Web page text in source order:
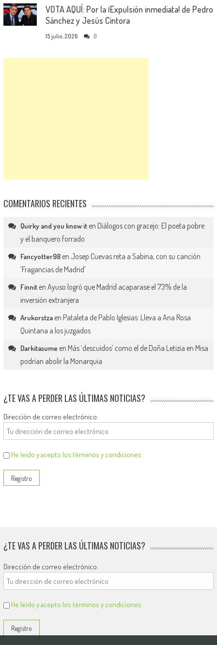
VOTA AQUÍ: Por la ¡Expulsión inmediata! de Pedro
Sánchez y Jesús Cintora
15 julio, 2026 0
COMENTARIOS RECIENTES
Quirky and you know iten Diálogos con gracejo: El poeta pobre
y el banquero forrado
Fancyotter98en Josep Cuevas reta a Sabina, con su canción
‘Fragancias de Madrid’
Finniten Ayuso logró que Madrid acaparase el 73% de la
inversión extranjera
Arukorstzaen Pataleta de Pablo Iglesias: Lleva a Ana Rosa
Quintana a los juzgados
Darkitasume en Más ‘descuidos’ como el de Doña Letizia en Misa
podrían abolir la Monarquía
¿TE VAS A PERDER LAS ÚLTIMAS NOTICIAS?
Dirección de correo electrónico:
He leído y acepto los términos y condiciones
¿TE VAS A PERDER LAS ÚLTIMAS NOTICIAS?
Dirección de correo electrónico:
He leído y acepto los términos y condiciones